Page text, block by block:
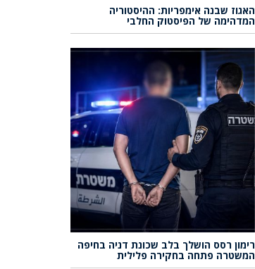
האגוז שבנה אימפריות: ההיסטוריה
המדהימה של הפיסטוק החלבי
רימון רסס הושלך בלב שכונת דניה בחיפה
המשטרה פתחה בחקירה פלילית